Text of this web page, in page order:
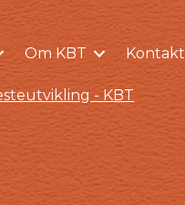
Om KBT Kontakt
- KBT